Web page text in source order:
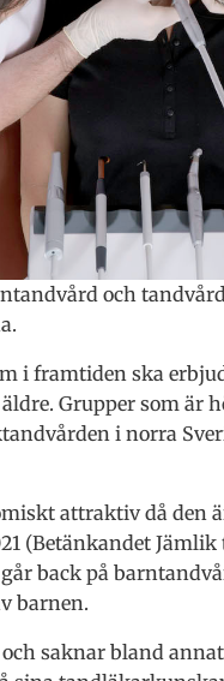
och
i framtiden ska
Grupper som är
i norra
attraktiv då den
(Betänkandet Jämlik
back på
barnen.
saknar bland